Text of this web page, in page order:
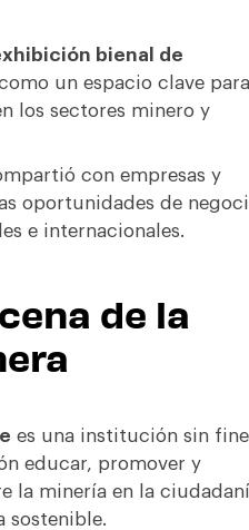
bienal de
un espacio clave para
los sectores minero y
con empresas y
oportunidades de
e internacionales.
de la
es una institución sin
educar, promover y
la minería en la
sostenible.